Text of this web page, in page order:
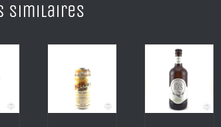
similaires